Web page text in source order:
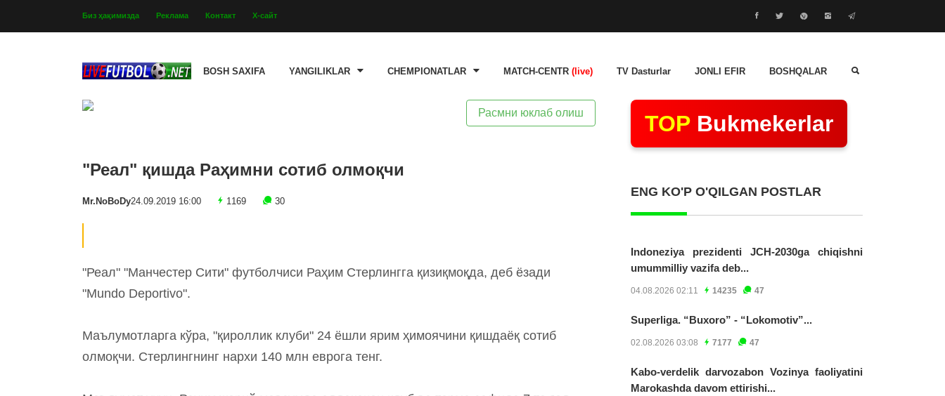
Биз ҳақимизда Реклама Контакт Х-сайт
BOSH SAXIFA YANGILIKLAR CHEMPIONATLAR MATCH-CENTR (live) TV Dasturlar JONLI EFIR BOSHQALAR
Расмни юклаб олиш
"Реал" қишда Раҳимни сотиб олмоқчи
Mr.NoBoDy24.09.2019 16:00 1169 30
"Реал" "Манчестер Сити" футболчиси Раҳим Стерлингга қизиқмоқда, деб ёзади
"Mundo Deportivo".
Маълумотларга кўра, "қироллик клуби" 24 ёшли ярим ҳимоячини қишдаёқ сотиб
олмоқчи. Стерлингнинг нархи 140 млн еврога тенг.
TOP Bukmekerlar
ENG KO'P O'QILGAN POSTLAR
Indoneziya prezidenti JCH-2030ga chiqishni
umummilliy vazifa deb...
04.08.2026 02:11 14235 47
Superliga. “Buxoro” - “Lokomotiv”...
02.08.2026 03:08 7177 47
Kabo-verdelik darvozabon Vozinya faoliyatini
Marokashda davom ettirishi...